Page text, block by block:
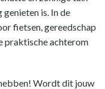
genieten is. In de
fietsen, gereedschap
praktische achterom
Wordt dit jouw